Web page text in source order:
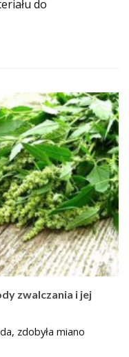
do
zwalczania i jej
zdobyła miano